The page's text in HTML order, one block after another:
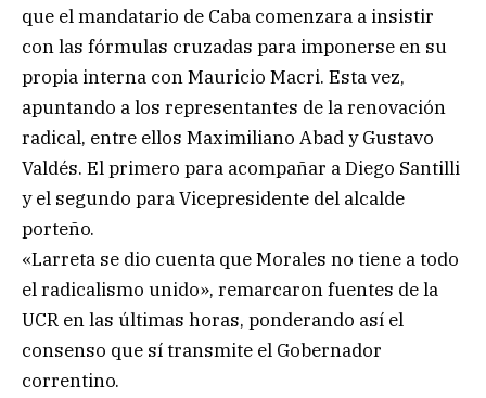
que el mandatario de Caba comenzara a insistir
con las fórmulas cruzadas para imponerse en su
propia interna con Mauricio Macri. Esta vez,
apuntando a los representantes de la renovación
radical, entre ellos Maximiliano Abad y Gustavo
Valdés. El primero para acompañar a Diego Santilli
y el segundo para Vicepresidente del alcalde
porteño.
«Larreta se dio cuenta que Morales no tiene a todo
el radicalismo unido», remarcaron fuentes de la
UCR en las últimas horas, ponderando así el
consenso que sí transmite el Gobernador
correntino.